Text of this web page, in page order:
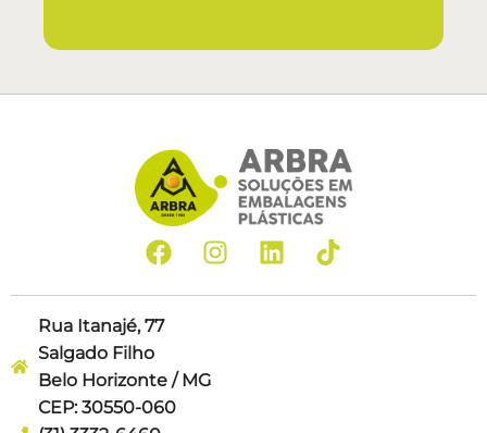
Rua Itanajé, 77
Salgado Filho
Belo Horizonte / MG
CEP: 30550-060